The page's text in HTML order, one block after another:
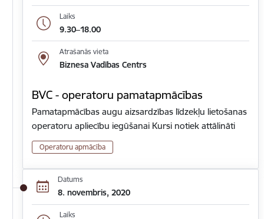
Laiks
9.30–18.00
Atrašanās vieta
Biznesa Vadības Centrs
BVC - operatoru pamatapmācības
Pamatapmācības augu aizsardzības līdzekļu lietošanas
operatoru apliecību iegūšanai Kursi notiek attālināti
Operatoru apmācība
Datums
8. novembris, 2020
Laiks